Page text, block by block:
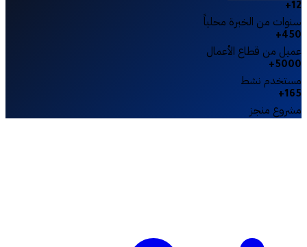
12
+
سنوات من الخبرة محلياً
450
+
عميل من قطاع الأعمال
5000
+
مستخدم نشط
165
+
مشروع منجز